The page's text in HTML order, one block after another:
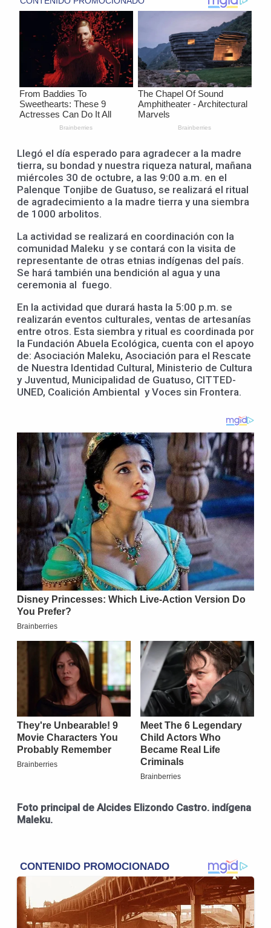
Llegó el día esperado para agradecer a la madre
tierra, su bondad y nuestra riqueza natural, mañana
miércoles 30 de octubre, a las 9:00 a.m. en el
Palenque Tonjibe de Guatuso, se realizará el ritual
de agradecimiento a la madre tierra y una siembra
de 1000 arbolitos.
La actividad se realizará en coordinación con la
comunidad Maleku y se contará con la visita de
representante de otras etnias indígenas del país.
Se hará también una bendición al agua y una
ceremonia al fuego.
En la actividad que durará hasta la 5:00 p.m. se
realizarán eventos culturales, ventas de artesanías
entre otros. Esta siembra y ritual es coordinada por
la Fundación Abuela Ecológica, cuenta con el apoyo
de: Asociación Maleku, Asociación para el Rescate
de Nuestra Identidad Cultural, Ministerio de Cultura
y Juventud, Municipalidad de Guatuso, CITTED-
UNED, Coalición Ambiental y Voces sin Frontera.
Foto principal de Alcides Elizondo Castro. indígena
Maleku.